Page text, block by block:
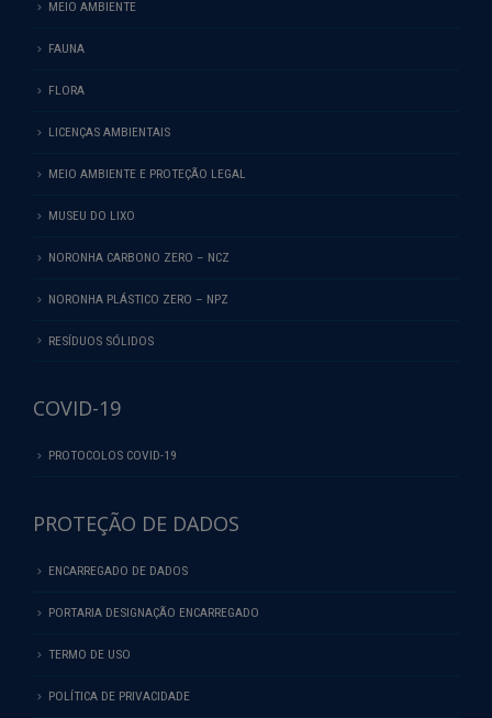
MEIO AMBIENTE
FAUNA
FLORA
LICENÇAS AMBIENTAIS
MEIO AMBIENTE E PROTEÇÃO LEGAL
MUSEU DO LIXO
NORONHA CARBONO ZERO – NCZ
NORONHA PLÁSTICO ZERO – NPZ
RESÍDUOS SÓLIDOS
COVID-19
PROTOCOLOS COVID-19
PROTEÇÃO DE DADOS
ENCARREGADO DE DADOS
PORTARIA DESIGNAÇÃO ENCARREGADO
TERMO DE USO
POLÍTICA DE PRIVACIDADE